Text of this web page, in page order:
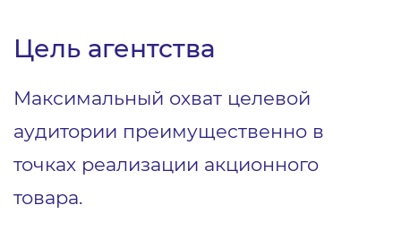
Цель агентства
Максимальный охват целевой
аудитории преимущественно в
точках реализации акционного
товара.